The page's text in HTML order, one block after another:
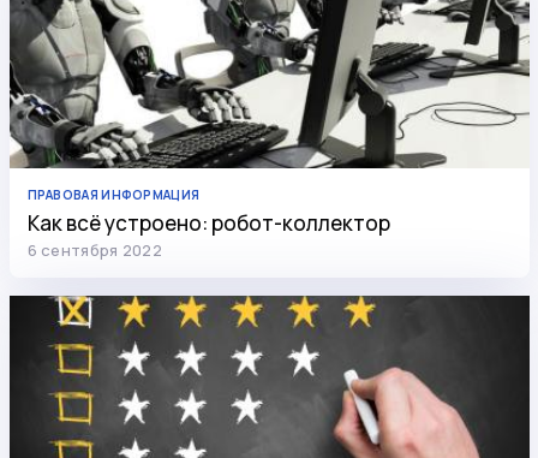
ПРАВОВАЯ ИНФОРМАЦИЯ
Как всё устроено: робот-коллектор
6 сентября 2022